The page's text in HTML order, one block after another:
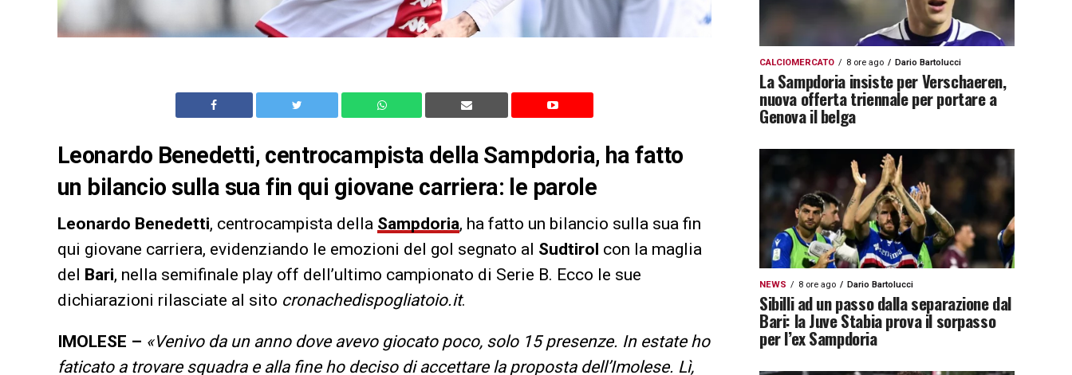
Leonardo Benedetti, centrocampista della Sampdoria, ha fatto
un bilancio sulla sua fin qui giovane carriera: le parole
Leonardo Benedetti, centrocampista della Sampdoria, ha fatto un bilancio sulla sua fin
qui giovane carriera, evidenziando le emozioni del gol segnato al Sudtirol con la maglia
del Bari, nella semifinale play off dell’ultimo campionato di Serie B. Ecco le sue
dichiarazioni rilasciate al sito cronachedispogliatoio.it.
IMOLESE – «Venivo da un anno dove avevo giocato poco, solo 15 presenze. In estate ho
faticato a trovare squadra e alla fine ho deciso di accettare la proposta dell’Imolese. Lì,
CALCIOMERCATO 8 ore ago Dario Bartolucci
La Sampdoria insiste per Verschaeren,
nuova offerta triennale per portare a
Genova il belga
NEWS 8 ore ago Dario Bartolucci
Sibilli ad un passo dalla separazione dal
Bari: la Juve Stabia prova il sorpasso
per l’ex Sampdoria